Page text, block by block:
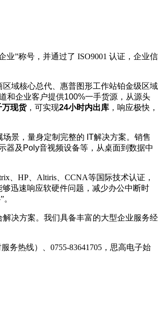
”称号，并通过了 ISO9001 认证，企业信
域核心总代、惠普图形工作站铂金级区域
和企业客户提供100%一手货源，从源头
万现货，可实现24小时内出库 ，响应极快，
场景，量身定制完整的 IT解决方案。销售
器及 Poly音视频设备等，从桌面到数据中
、HP、Altiris、CCNA等国际技术认证，
迅速响应软硬件问题，减少办公中断时
决方案。我们具备丰富的大型企业服务经
务热线）、0755-83641705，思高电子始